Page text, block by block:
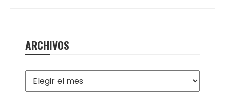
ARCHIVOS
Archivos